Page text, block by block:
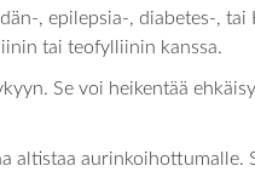
, epilepsia-, diabetes-,
tai teofylliinin kanssa.
Se voi heikentää
altistaa aurinkoihottumalle.